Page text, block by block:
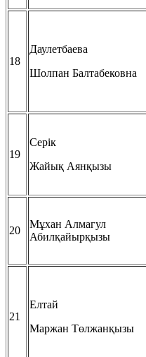
18
Даулетбаева
Шолпан Балтабековна
19
Серік
Жайық Аянқызы
20
Мұхан Алмагул
Абилқайырқызы
21
Елтай
Маржан Төлжанқызы